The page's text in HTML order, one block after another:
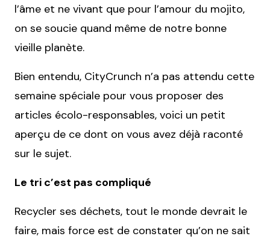
l’âme et ne vivant que pour l’amour du mojito,
on se soucie quand même de notre bonne
vieille planète.
Bien entendu, CityCrunch n’a pas attendu cette
semaine spéciale pour vous proposer des
articles écolo-responsables, voici un petit
aperçu de ce dont on vous avez déjà raconté
sur le sujet.
Le tri c’est pas compliqué
Recycler ses déchets, tout le monde devrait le
faire, mais force est de constater qu’on ne sait